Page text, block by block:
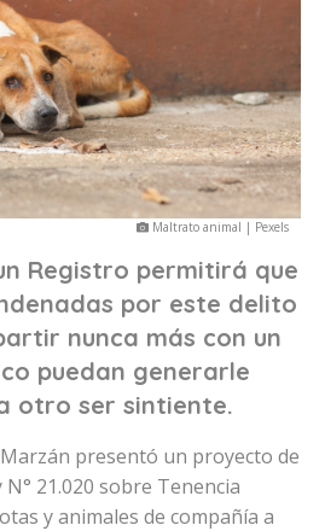
Maltrato animal | Pexels
Registro permitirá que
por este delito
nunca más con un
puedan generarle
otro ser sintiente.
presentó un proyecto de
21.020 sobre Tenencia
y animales de compañía a